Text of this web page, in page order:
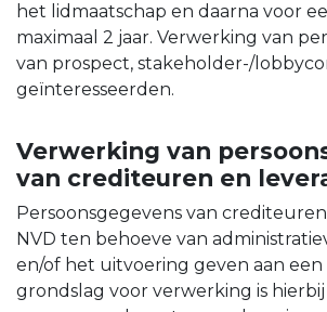
het lidmaatschap en daarna voor
maximaal 2 jaar. Verwerking van
van prospect, stakeholder-/
geïnteresseerden.
Verwerking van
van crediteuren en
Persoonsgegevens van
NVD ten behoeve van
en/of het uitvoering geven aan een
grondslag voor verwerking is